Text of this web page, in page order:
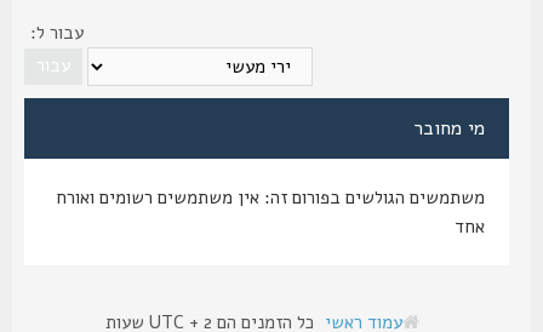
עבור ל:
מי מחובר
משתמשים הגולשים בפורום זה: אין משתמשים רשומים ואורח
עמוד ראשי כל הזמנים הם UTC + 2 שעות